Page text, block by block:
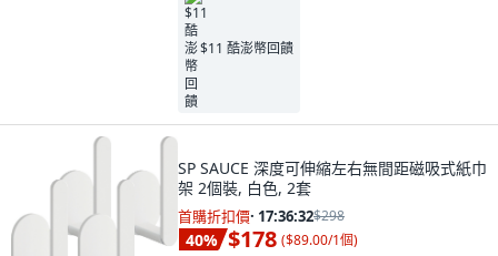
$11 酷澎幣回饋
SP SAUCE 深度可伸縮左右無間距磁吸式紙巾
架 2個裝, 白色, 2套
首購折扣價· 17:36:31$298
40% $178 ($89.00/1個)